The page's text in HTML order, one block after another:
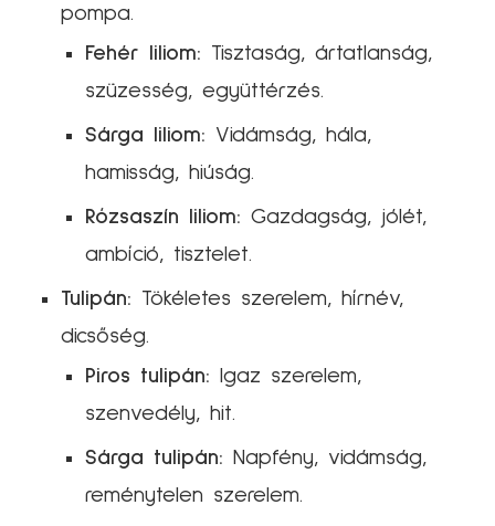
pompa.
Fehér liliom: Tisztaság, ártatlanság,
szüzesség, együttérzés.
Sárga liliom: Vidámság, hála,
hamisság, hiúság.
Rózsaszín liliom: Gazdagság, jólét,
ambíció, tisztelet.
Tulipán: Tökéletes szerelem, hírnév,
dicsőség.
Piros tulipán: Igaz szerelem,
szenvedély, hit.
Sárga tulipán: Napfény, vidámság,
reménytelen szerelem.